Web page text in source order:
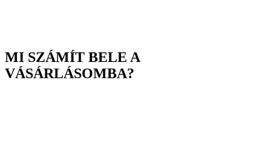
MI SZÁMÍT BELE A
VÁSÁRLÁSOMBA?